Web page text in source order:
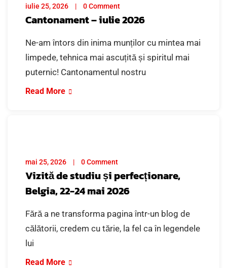
iulie 25, 2026 0 Comment
Cantonament – iulie 2026
Ne-am întors din inima munților cu mintea mai
limpede, tehnica mai ascuțită și spiritul mai
puternic! Cantonamentul nostru
Read More
mai 25, 2026 0 Comment
Vizită de studiu și perfecționare,
Belgia, 22-24 mai 2026
Fără a ne transforma pagina într-un blog de
călătorii, credem cu tărie, la fel ca în legendele
lui
Read More